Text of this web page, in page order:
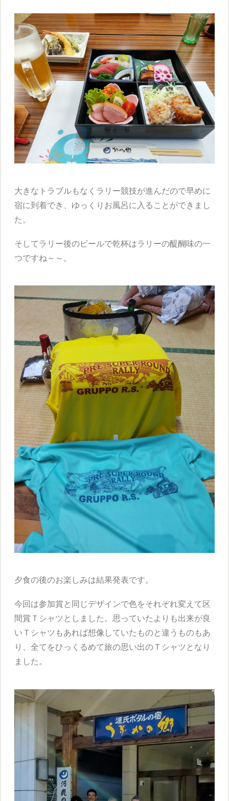
大きなトラブルもなくラリー競技が進んだので早めに
宿に到着でき、ゆっくりお風呂に入ることができまし
た。
そしてラリー後のビールで乾杯はラリーの醍醐味の一
つですね～～。
夕食の後のお楽しみは結果発表です。
今回は参加賞と同じデザインで色をそれぞれ変えて区
間賞Ｔシャツとしました。思っていたよりも出来が良
いＴシャツもあれば想像していたものと違うものもあ
り、全てをひっくるめて旅の思い出のＴシャツとなり
ました。